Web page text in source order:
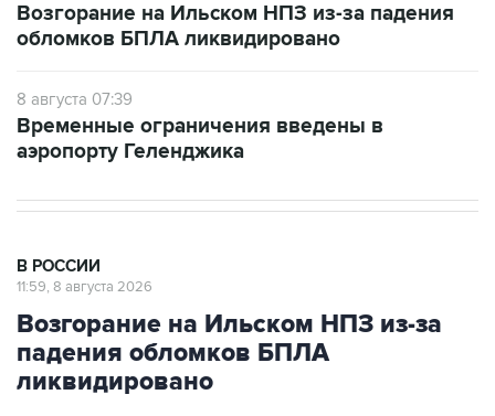
Возгорание на Ильском НПЗ из-за падения
обломков БПЛА ликвидировано
8 августа 07:39
Временные ограничения введены в
аэропорту Геленджика
В РОССИИ
11:59, 8 августа 2026
Возгорание на Ильском НПЗ из-за
падения обломков БПЛА
ликвидировано